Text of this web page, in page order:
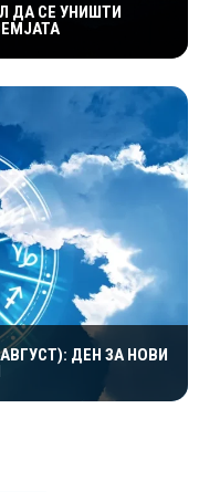
ДА СЕ УНИШТИ
ДЕН ЗА НОВИ